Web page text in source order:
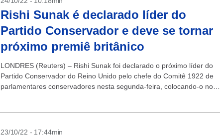
Rishi Sunak é declarado líder do
Partido Conservador e deve se tornar
próximo premiê britânico
LONDRES (Reuters) – Rishi Sunak foi declarado o próximo líder do
Partido Conservador do Reino Unido pelo chefe do Comitê 1922 de
parlamentares conservadores nesta segunda-feira, colocando-o no
23/10/22 - 17:44min